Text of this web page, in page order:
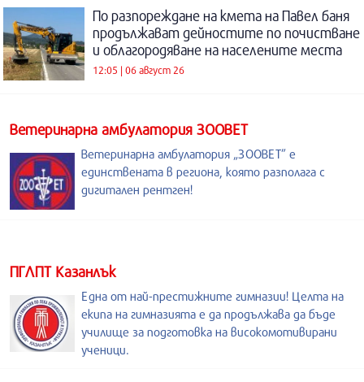
По разпореждане на кмета на Павел баня
продължават дейностите по почистване
и облагородяване на населените места
12:05 | 06 август 26
Ветеринарна амбулатория ЗООВЕТ
Ветеринарна амбулатория „ЗООВЕТ” е
единствената в региона, която разполага с
дигитален рентген!
ПГЛПТ Казанлък
Една от най-престижните гимназии! Целта на
екипа на гимназията е да продължава да бъде
училище за подготовка на високомотивирани
ученици.